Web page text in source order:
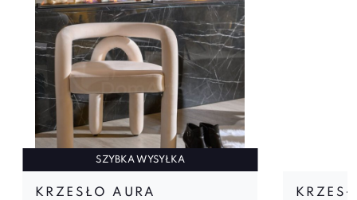
SZYBKA WYSYŁKA
KRZESŁO AURA